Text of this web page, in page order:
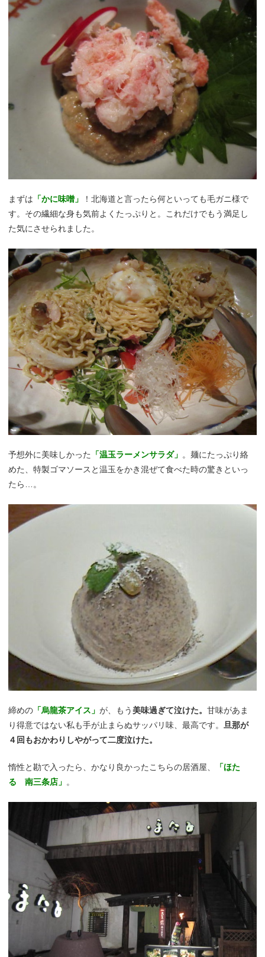
まずは 「かに味噌」
！北海道と言ったら何といっても毛ガニ様で
す。その繊細な身も気前よくたっぷりと。これだけでもう満足し
た気にさせられました。
予想外に美味しかった 「温玉ラーメンサラダ」 。麺にたっぷり絡
めた、特製ゴマソースと温玉をかき混ぜて食べた時の驚きといっ
たら…。
締めの 「烏龍茶アイス」が、もう美味過ぎて泣けた。甘味があま
り得意ではない私も手が止まらぬサッパリ味、最高です。
旦那が
４回もおかわりしやがって二度泣けた。
惰性と勘で入ったら、かなり良かったこちらの居酒屋、
「ほた
る 南三条店」 。